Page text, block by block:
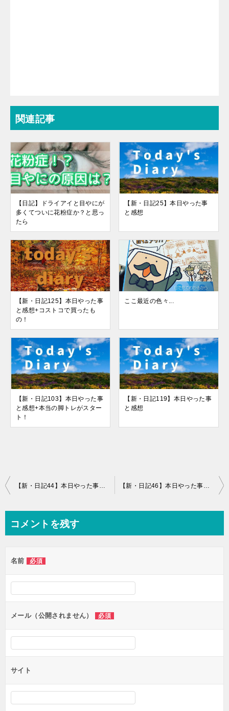
関連記事
【日記】ドライアイと目やにが
多くてついに花粉症か？と思っ
たら
【新・日記25】本日やった事
と感想
【新・日記125】本日やった事
と感想+コストコで買ったも
の！
ここ最近の色々...
【新・日記103】本日やった事
と感想+本当の脚トレがスター
ト！
【新・日記119】本日やった事
と感想
投
ビ
ー
シ
ン
【新・日記44】本日やった事と感想+世界の歴史、0秒思考メモ、宿題、ゾゾゾ 【新・日記46】本日やった事と感想
コメントを残す
名前 必須
メール（公開されません） 必須
サイト